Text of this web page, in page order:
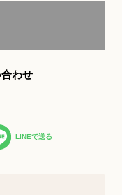
ャンネル
過去のコンサートな
わせ
LINEで送る